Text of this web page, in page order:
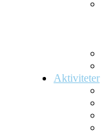
Aktiviteter